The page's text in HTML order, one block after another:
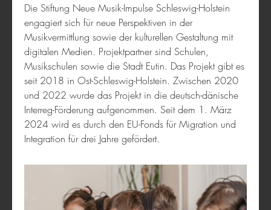
Mobile Scheune
Die Stiftung Neue Musik-Impulse Schleswig-Holstein
engagiert sich für neue Perspektiven in der
Musikvermittlung sowie der kulturellen Gestaltung mit
digitalen Medien. Projektpartner sind Schulen,
Musikschulen sowie die Stadt Eutin. Das Projekt gibt es
seit 2018 in Ost-Schleswig-Holstein. Zwischen 2020
und 2022 wurde das Projekt in die deutsch-dänische
Interreg-Förderung aufgenommen. Seit dem 1. März
2024 wird es durch den EU-Fonds für Migration und
Integration für drei Jahre gefördert.